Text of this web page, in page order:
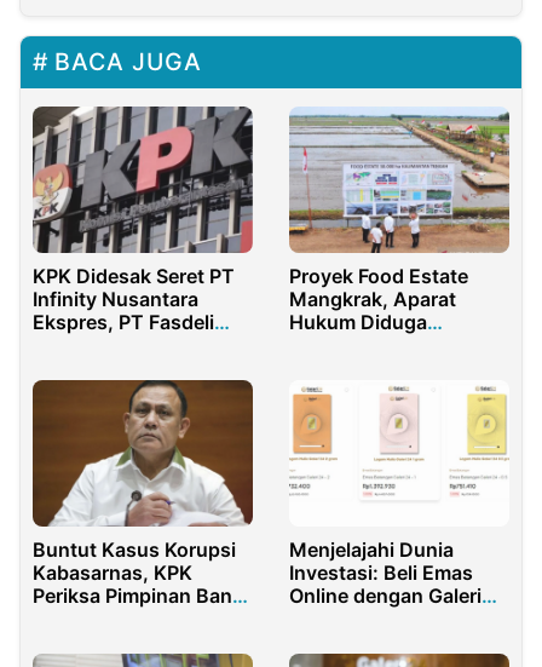
BACA JUGA
KPK Didesak Seret PT
Infinity Nusantara
Ekspres, PT Fasdeli
Cukai
Proyek Food Estate
Mangkrak, Aparat
Hukum Diduga
Buntut Kasus Korupsi
Kabasarnas, KPK
Periksa Pimpinan Bank
Menjelajahi Dunia
Investasi: Beli Emas
Online dengan Galeri